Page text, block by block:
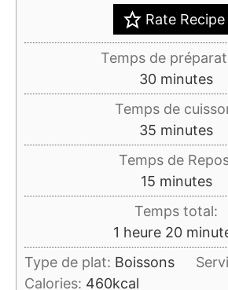
Rate Recipe
Temps de
30minutes
minutes
Temps de
35 minutes
minutes
Temps de
15minutes
minutes
Temps total:
1 heure
heure 20
Type de plat: Boissons
Calories: 460kcal